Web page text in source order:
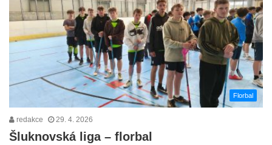
Florbal
redakce 29. 4. 2026
Šluknovská liga – florbal